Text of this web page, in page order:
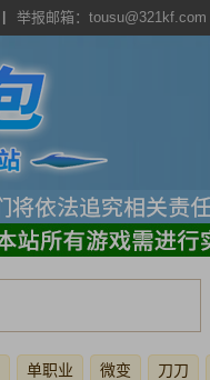
举报邮箱：tousu@321kf.com
单职业 微变 刀刀